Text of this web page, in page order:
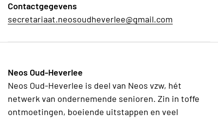
Contactgegevens
secretariaat.neosoudheverlee@gmail.com
Neos Oud-Heverlee
Neos Oud-Heverlee is deel van Neos vzw, hét
netwerk van ondernemende senioren. Zin in toffe
ontmoetingen, boeiende uitstappen en veel